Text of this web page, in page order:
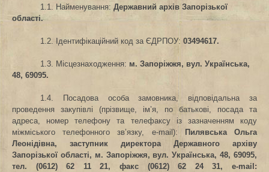
1.1. Найменування:Державний архів Запорізької
області.
1.2. Ідентифікаційний код за ЄДРПОУ: 03494617.
1.3. Місцезнаходження: м. Запоріжжя, вул. Українська,
48, 69095.
1.4. Посадова особа замовника, відповідальна за
проведення закупівлі (прізвище, ім’я, по батькові, посада та
адреса, номер телефону та телефаксу із зазначенням коду
міжміського телефонного зв’язку, e-mail):
Пилявська Ольга
Леонідівна, заступник директора Державного архіву
Запорізької області, м. Запоріжжя, вул. Українська, 48, 69095,
тел. (0612) 62 11 21, факс (0612)62 24 31, е-mail :